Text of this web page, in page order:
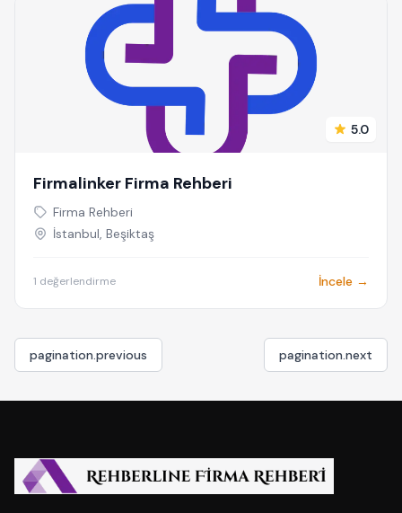
5.0
Firmalinker Firma Rehberi
Firma Rehberi
İstanbul, Beşiktaş
1 değerlendirme İncele →
pagination.previous pagination.next